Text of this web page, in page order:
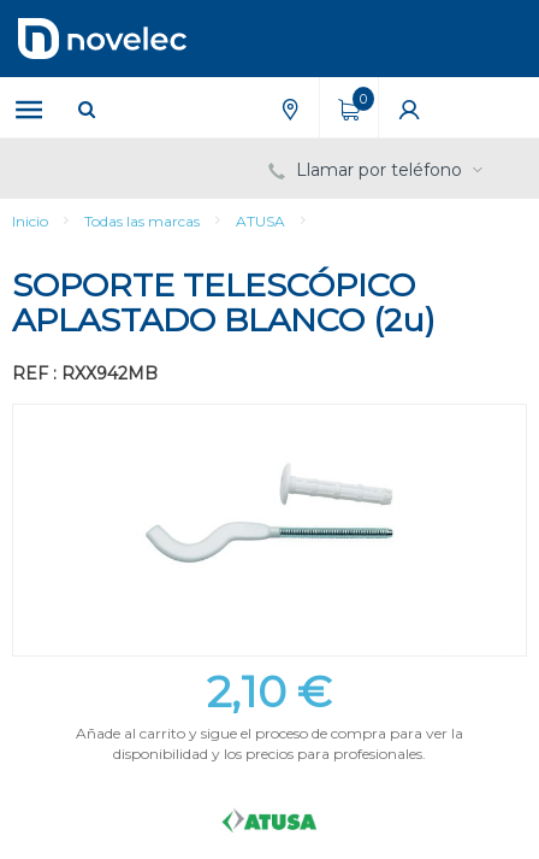
contenido
menú
de
navegación
0
Llamar por teléfono
Inicio Todas las marcas ATUSA
SOPORTE TELESCÓPICO
APLASTADO BLANCO (2u)
REF : RXX942MB
2,10 €
Añade al carrito y sigue el proceso de compra para ver la
disponibilidad y los precios para profesionales.